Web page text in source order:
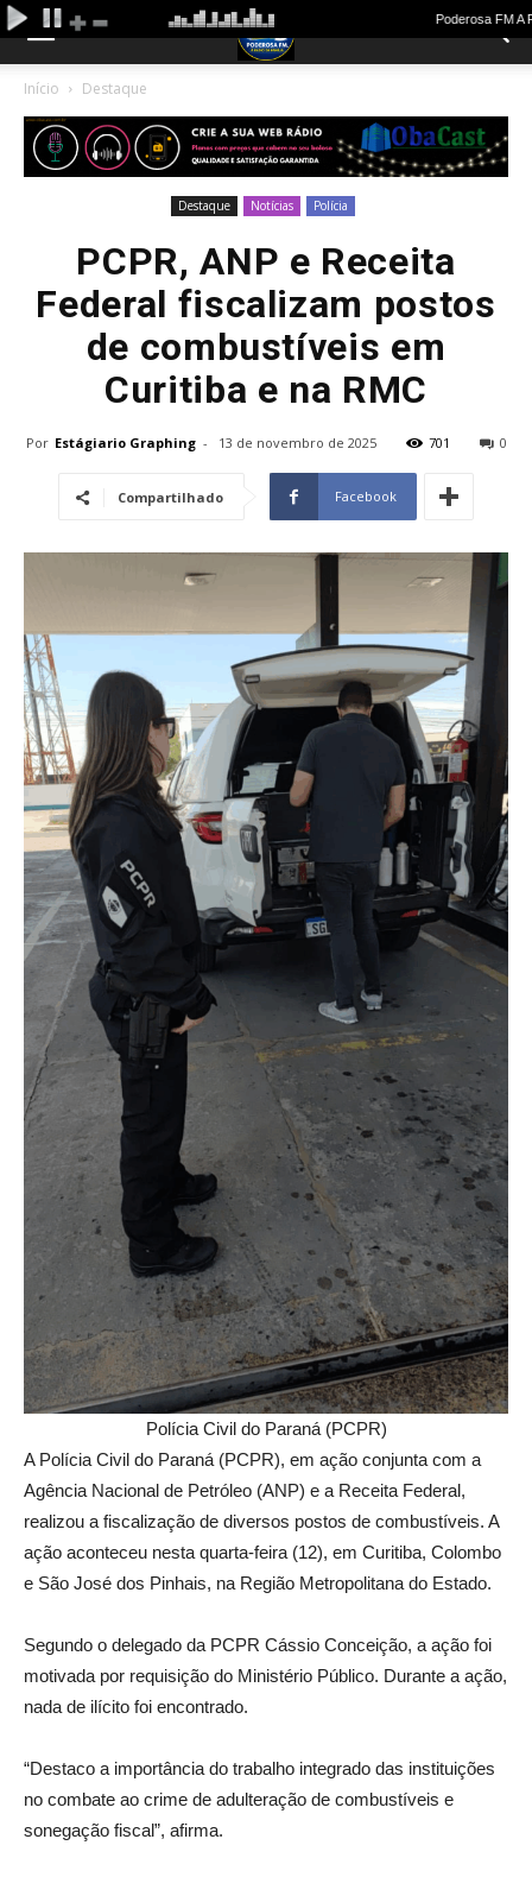
Início Destaque
Destaque Notícias Polícia
PCPR, ANP e Receita
Federal fiscalizam postos
de combustíveis em
Curitiba e na RMC
Por Estágiario Graphing - 13 de novembro de 2025 701 0
Compartilhado Facebook
Polícia Civil do Paraná (PCPR)
A Polícia Civil do Paraná (PCPR), em ação conjunta com a
Agência Nacional de Petróleo (ANP) e a Receita Federal,
realizou a fiscalização de diversos postos de combustíveis. A
ação aconteceu nesta quarta-feira (12), em Curitiba, Colombo
e São José dos Pinhais, na Região Metropolitana do Estado.
Segundo o delegado da PCPR Cássio Conceição, a ação foi
motivada por requisição do Ministério Público. Durante a ação,
nada de ilícito foi encontrado.
“Destaco a importância do trabalho integrado das instituições
no combate ao crime de adulteração de combustíveis e
sonegação fiscal”, afirma.